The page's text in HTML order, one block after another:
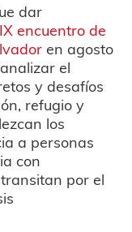
dar
IX encuentro de
en agosto
el
y desafíos
refugio y
los
a personas
con
por el